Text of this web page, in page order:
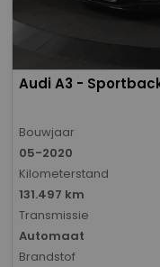
Audi A3 -
Bouwjaar
05-2020
Kilometerstand
131.497 km
Transmissie
Automaat
Brandstof